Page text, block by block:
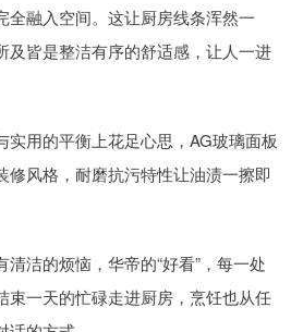
全融入空间。这让厨房线条浑然一
及皆是整洁有序的舒适感，让人一进
用的平衡上花足心思，AG玻璃面板
修风格，耐磨抗污特性让油渍一擦即
洁的烦恼，华帝的“好看”，每一处
束一天的忙碌走进厨房，烹饪也从任